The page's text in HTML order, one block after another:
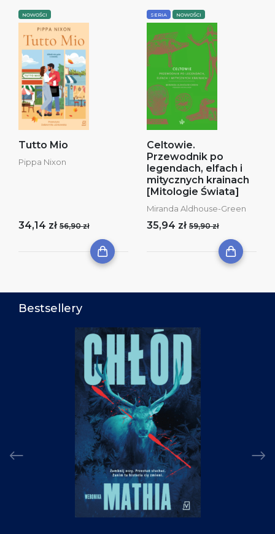
NOWOŚCI
Tutto Mio
Pippa Nixon
34,14 zł 56,90 zł
SERIA NOWOŚCI
Celtowie.
Przewodnik po
legendach, elfach i
mitycznych krainach
[Mitologie Świata]
Miranda Aldhouse-Green
35,94 zł 59,90 zł
Bestsellery